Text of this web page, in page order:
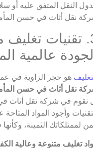
النقل المتفق عليه أو
نقل أثاث في حسن
3. تقنيات تغليف
عالمية
هو حجر الزاوية في
نقل أثاث في حسن
نقوم في شركة نقل أثاث
وأجود المواد
لممتلكاتك الثمينة،
تغليف متنوعة وعالية